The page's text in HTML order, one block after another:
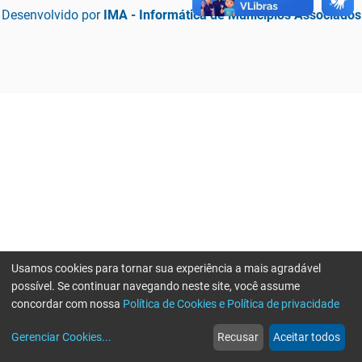
Desenvolvido por IMA - Informática de Municípios Associados
web
Notícias
more_horiz
Mais
Usamos cookies para tornar sua experiência a mais agradável
possível. Se continuar navegando neste site, você assume
concordar com nossa Política de Cookies e Política de privacidade
Gerenciar Cookies... Recusar Aceitar todos
Erro ao enviar informações, por favor tente novamente